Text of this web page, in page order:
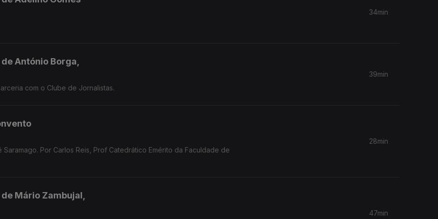
34min
António Borga,
com o Clube de Jornalistas.
39min
Por Carlos Reis, Prof Catedrático Emérito da Faculdade de
28min
Mário Zambujal,
47min